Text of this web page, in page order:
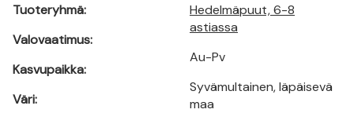
Tuoteryhmä:
Valovaatimus:
Kasvupaikka:
Väri:
Hedelmäpuut, 6-8
astiassa
Au-Pv
Syvämultainen, läpäisevä
maa